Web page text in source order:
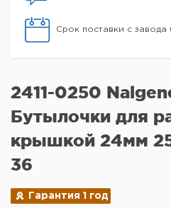
Срок поставки с завода
2411-0250
Бутылочки для
крышкой 24мм
36
Гарантия 1 год